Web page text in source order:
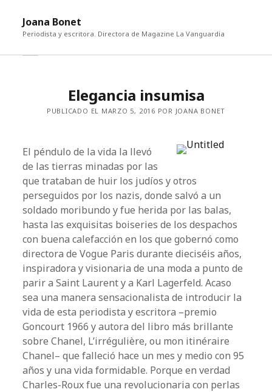
Joana Bonet
Periodista y escritora. Directora de Magazine La Vanguardia
Elegancia insumisa
PUBLICADO EL MARZO 5, 2016 POR JOANA BONET
El péndulo de la vida la llevó
de las tierras minadas por las
que trataban de huir los judíos y otros
perseguidos por los nazis, donde salvó a un
soldado moribundo y fue herida por las balas,
hasta las exquisitas boiseries de los despachos
con buena calefacción en los que gobernó como
directora de Vogue Paris durante dieciséis años,
inspiradora y visionaria de una moda a punto de
parir a Saint Laurent y a Karl Lagerfeld. Acaso
sea una manera sensacionalista de introducir la
vida de esta periodista y escritora –premio
Goncourt 1966 y autora del libro más brillante
sobre Chanel, L’irrégulière, ou mon itinéraire
Chanel– que falleció hace un mes y medio con 95
años y una vida formidable. Porque en verdad
Charles-Roux fue una revolucionaria con perlas